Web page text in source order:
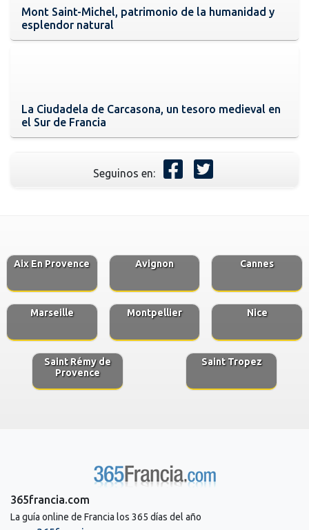
Mont Saint-Michel, patrimonio de la humanidad y
esplendor natural
La Ciudadela de Carcasona, un tesoro medieval en
el Sur de Francia
Seguinos en:
Aix En Provence Avignon Cannes
Marseille Montpellier Nice
Saint Rémy de
Provence
Saint Tropez
365francia.com
La guía online de Francia los 365 días del año